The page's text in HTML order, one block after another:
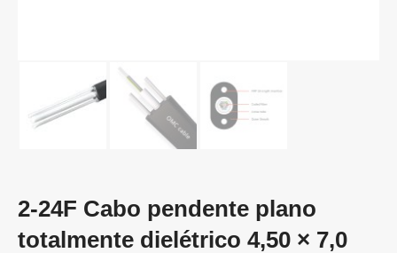
2-24F Cabo pendente plano
totalmente dielétrico 4,50 × 7,0